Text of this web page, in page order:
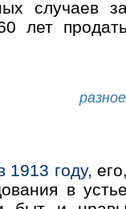
случаев
лет продать
разное
году, его,
в устье